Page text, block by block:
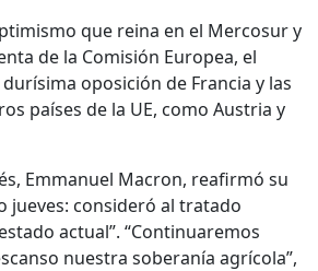
que reina en el Mercosur y
de la Comisión Europea, el
oposición de Francia y las
países de la UE, como Austria y
Emmanuel Macron, reafirmó su
jueves: consideró al tratado
actual”. “Continuaremos
nuestra soberanía agrícola”,